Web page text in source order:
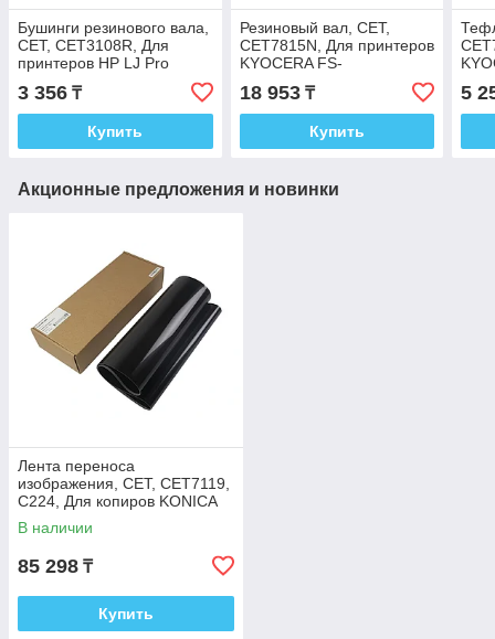
Бушинги резинового вала,
CET, CET3108R, Для
принтеров HP LJ Pro
M402/403/M426/427, 2 шт/
компл
3 356 ₸
Купить
Резиновый вал, CET,
CET7815N, Для принтеров
KYOCERA FS-
4100DN/4200DN, ECOSYS
P3045dn/M3550idn,
Вспененный
18 953₸
Купить
5
Акционные предложения и новинки
Лента переноса
изображения, СЕТ, CET7119,
C224, Для копиров KONICA
MINOLTA Bizhub C224,
Япония
В наличии
85 298 ₸
Купить